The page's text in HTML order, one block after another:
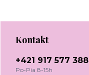
Kontakt
+421 917 577 388
Po-Pia 8-15h